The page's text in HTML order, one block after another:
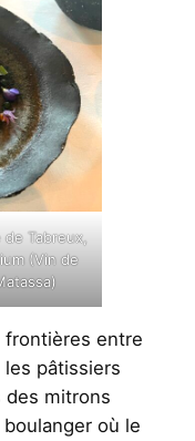
Tabreux,
(Vin de
frontières entre
pâtissiers
des mitrons
où le